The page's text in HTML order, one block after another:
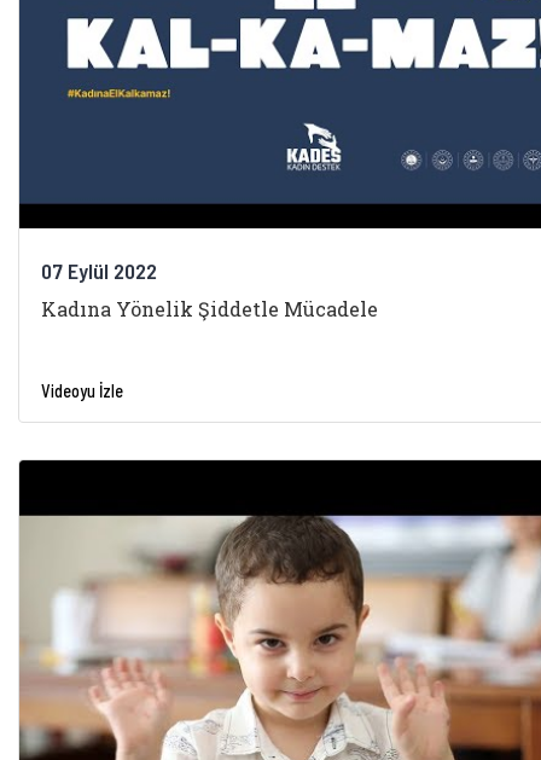
07 Eylül 2022
Kadına Yönelik Şiddetle Mücadele
Videoyu İzle